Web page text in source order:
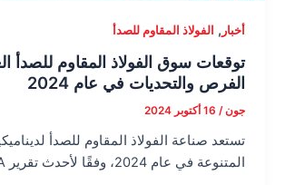
أخبار , الفولاذ المقاوم للصدأ
توقعات سوق الفولاذ المقاوم للصدأ
الفرص والتحديات في عام 2024
جون/ 16 أكتوبر 2024
تستعد صناعة الفولاذ المقاوم للصدأ
المتنوعة في عام 2024، وفقًا لأحدث تقرير WSA.